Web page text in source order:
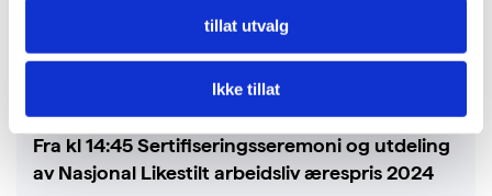
tillat utvalg
Ikke tillat
Helge Flø Kvamsås
for kultur- og likestillingsminister Lubna Jaffery
(Ap) om hvorfor regjeringen støtter nasjonal
utrullingen av Likestilt arbeidsliv.
Fra kl 14:45 Sertifiseringsseremoni og utdeling
av Nasjonal Likestilt arbeidsliv ærespris 2024